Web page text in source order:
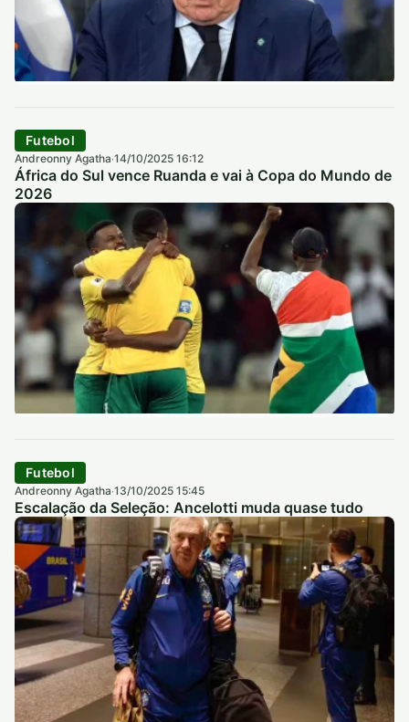
Futebol
Andreonny Agatha·14/10/2025 16:12
África do Sul vence Ruanda e vai à Copa do Mundo de
2026
Futebol
Andreonny Agatha·13/10/2025 15:45
Escalação da Seleção: Ancelotti muda quase tudo